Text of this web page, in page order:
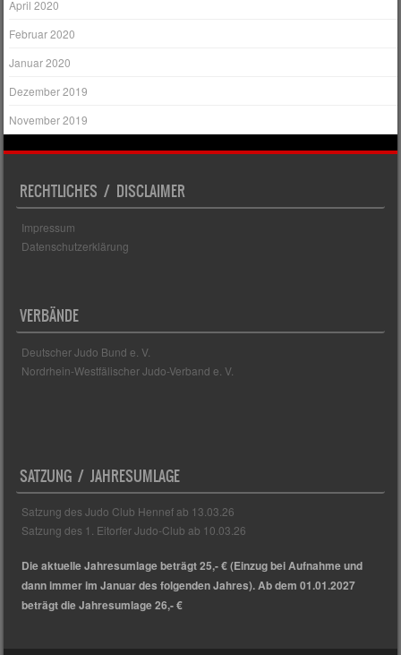
April 2020
Februar 2020
Januar 2020
Dezember 2019
November 2019
RECHTLICHES / DISCLAIMER
Impressum
Datenschutzerklärung
VERBÄNDE
Deutscher Judo Bund e. V.
Nordrhein-Westfälischer Judo-Verband e. V.
SATZUNG / JAHRESUMLAGE
Satzung des Judo Club Hennef ab 13.03.26
Satzung des 1. Eitorfer Judo-Club ab 10.03.26
Die aktuelle Jahresumlage beträgt 25,- € (Einzug bei Aufnahme und
dann immer im Januar des folgenden Jahres). Ab dem 01.01.2027
beträgt die Jahresumlage 26,- €